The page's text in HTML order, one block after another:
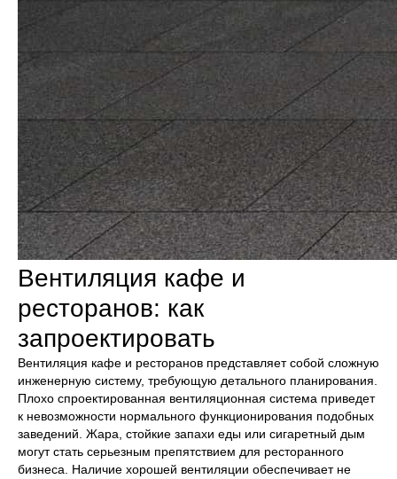
Вентиляция кафе и
ресторанов: как
запроектировать
Вентиляция кафе и ресторанов представляет собой сложную
инженерную систему, требующую детального планирования.
Плохо спроектированная вентиляционная система приведет
к невозможности нормального функционирования подобных
заведений. Жара, стойкие запахи еды или сигаретный дым
могут стать серьезным препятствием для ресторанного
бизнеса. Наличие хорошей вентиляции обеспечивает не